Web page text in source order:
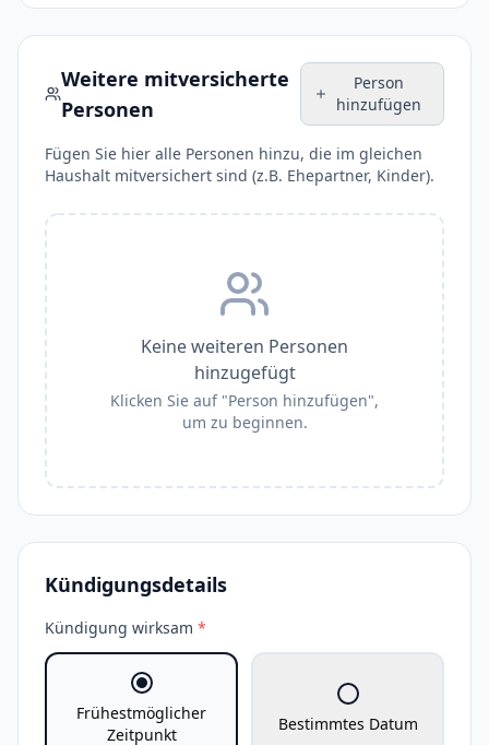
Weitere mitversicherte
Personen
Person
hinzufügen
Fügen Sie hier alle Personen hinzu, die im gleichen
Haushalt mitversichert sind (z.B. Ehepartner, Kinder).
Keine weiteren Personen
hinzugefügt
Klicken Sie auf "Person hinzufügen",
um zu beginnen.
Kündigungsdetails
Kündigung wirksam *
Frühestmöglicher
Zeitpunkt
Bestimmtes Datum